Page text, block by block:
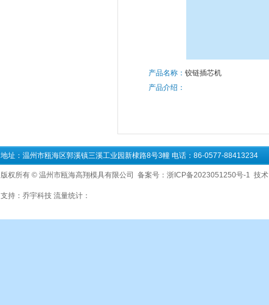
产品名称： 铰链插芯机
产品介绍：
地址：温州市瓯海区郭溪镇三溪工业园新棣路8号3幢 电话：86-0577-88413234
版权所有 © 温州市瓯海高翔模具有限公司 备案号： 浙ICP备2023051250号-1 技术
支持： 乔宇科技 流量统计：